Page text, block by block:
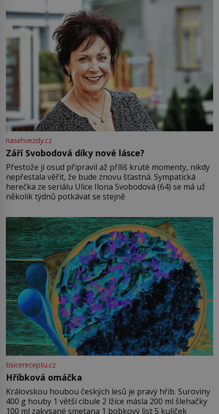
nasehvezdy.cz
Září Svobodová díky nové lásce?
Přestože jí osud připravil až příliš kruté momenty, nikdy
nepřestala věřit, že bude znovu šťastná. Sympatická
herečka ze seriálu Ulice Ilona Svobodová (64) se má už
několik týdnů potkávat se stejně
tisicereceptu.cz
Hříbková omáčka
Královskou houbou českých lesů je pravý hřib. Suroviny
400 g houby 1 větší cibule 2 lžíce másla 200 ml šlehačky
100 ml zakysané smetana 1 bobkový list 5 kuliček